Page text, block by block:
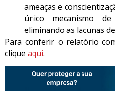
ameaças e
único mecanismo
eliminando as lacunas
Para conferir o relatório
clique aqui.